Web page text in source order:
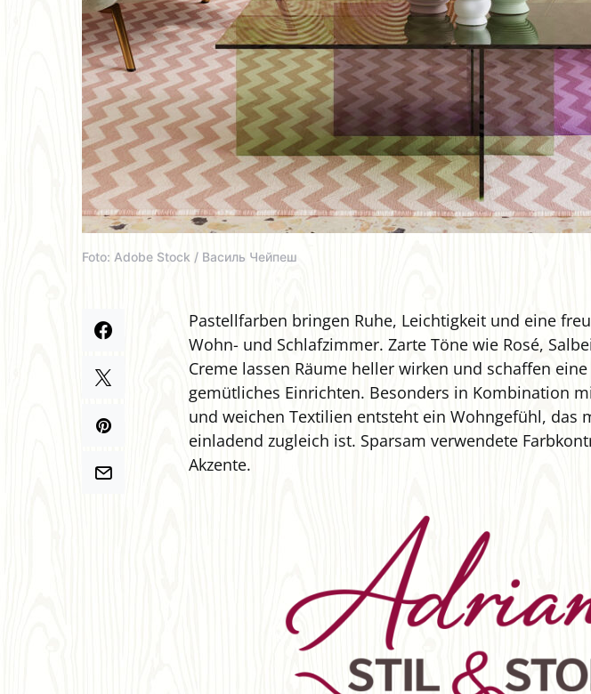
Foto: Adobe Stock / Василь Чейпеш
Pastellfarben bringen Ruhe, Leichtigkeit und eine
Wohn- und Schlafzimmer. Zarte Töne wie Rosé,
Creme lassen Räume heller wirken und schaffen
gemütliches Einrichten. Besonders in Kombination
und weichen Textilien entsteht ein Wohngefühl, das
einladend zugleich ist. Sparsam verwendete
Akzente.